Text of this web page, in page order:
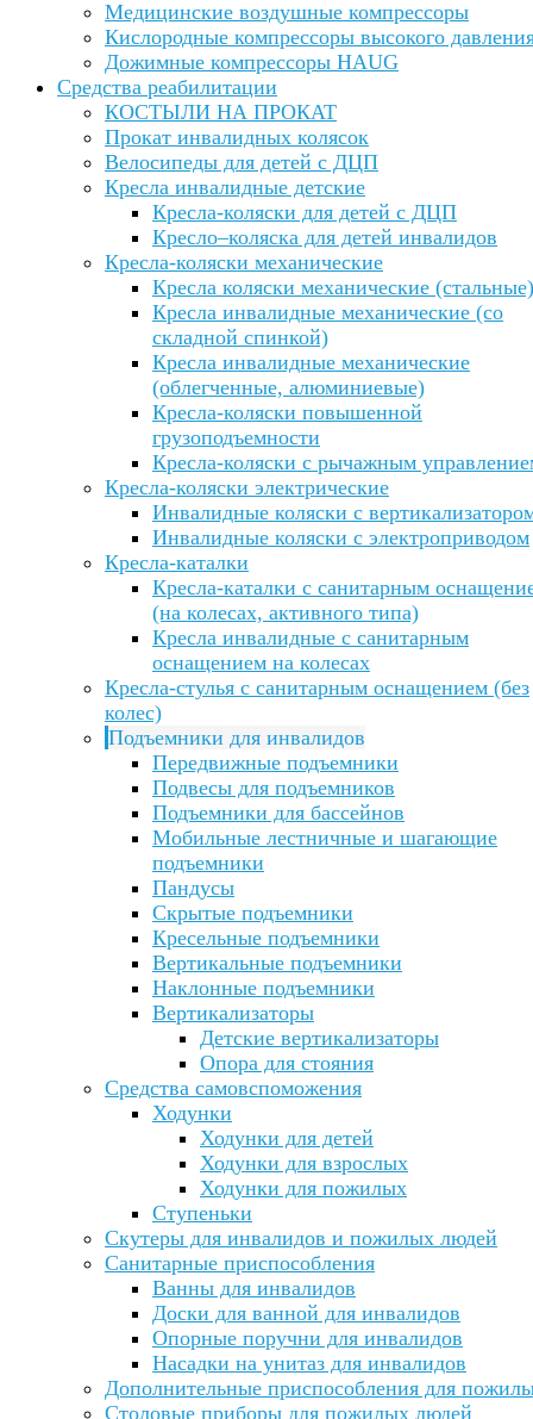
Медицинские воздушные компрессоры
Кислородные компрессоры высокого
Дожимные компрессоры HAUG
Средства реабилитации
КОСТЫЛИ НА ПРОКАТ
Прокат инвалидных колясок
Велосипеды для детей с ДЦП
Кресла инвалидные детские
Кресла-коляски для детей с ДЦП
Кресло–коляска для детей инвалидов
Кресла-коляски механические
Кресла коляски механические (стальные)
Кресла инвалидные механические (со
складной спинкой)
Кресла инвалидные механические
(облегченные, алюминиевые)
Кресла-коляски повышенной
грузоподъемности
Кресла-коляски с рычажным
Кресла-коляски электрические
Инвалидные коляски с
Инвалидные коляски с электроприводом
Кресла-каталки
Кресла-каталки с санитарным
(на колесах, активного типа)
Кресла инвалидные с санитарным
оснащением на колесах
Кресла-стулья с санитарным оснащением (без
колес)
Подъемники для инвалидов
Передвижные подъемники
Подвесы для подъемников
Подъемники для бассейнов
Мобильные лестничные и шагающие
подъемники
Пандусы
Скрытые подъемники
Кресельные подъемники
Вертикальные подъемники
Наклонные подъемники
Вертикализаторы
Детские вертикализаторы
Опора для стояния
Средства самовспоможения
Ходунки
Ходунки для детей
Ходунки для взрослых
Ходунки для пожилых
Ступеньки
Скутеры для инвалидов и пожилых людей
Санитарные приспособления
Ванны для инвалидов
Доски для ванной для инвалидов
Опорные поручни для инвалидов
Насадки на унитаз для инвалидов
Дополнительные приспособления для
Столовые приборы для пожилых людей